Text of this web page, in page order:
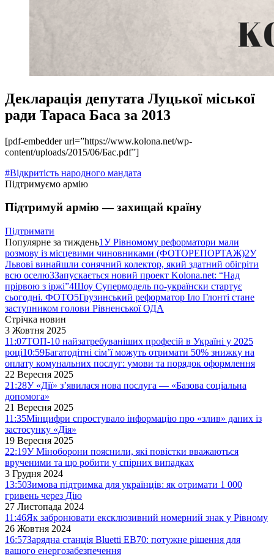
Декларація депутата Луцької міської
ради Тараса Баса за 2013
[pdf-embedder url=”https://www.kolona.net/wp-
content/uploads/2015/06/Бас.pdf”]
#Відкритість народного мандата
Підтримуємо армію
Підтримуй армію — захищай країну
Підтримати
Популярне за тиждень1У Рівномому реформатори мали
розмову із місцевими чиновниками (ФОТОРЕПОРТАЖ)2У
Львові винайшли сонячний колектор, який здатний обігріти
всю оселю3Запускається новий проект Kolona.net: “Над
прірвою з іржі”4Шоу Супермодель по-українски стартує
сьогодні. ФОТО5Грузинський реформатор Іло Глонті стане
заступником голови Рівненської ОДА
Стрічка новин
3 Жовтня 2025
11:07ТОП-10 найзатребуваніших професій в Україні у 2025
році10:59Багатодітні сім’ї можуть отримати 50% знижку на
оплату комунальних послуг: умови та порядок оформлення
22 Вересня 2025
21:28У «Дії» з’явилася нова послуга — «Базова соціальна
допомога»
21 Вересня 2025
11:35Мінцифри спростувало інформацію про «злив» даних із
застосунку «Дія»
19 Вересня 2025
22:19У Міноборони пояснили, які повістки вважаються
врученими та що робити у спірних випадках
3 Грудня 2024
13:50Зимова підтримка для українців: як отримати 1 000
гривень через Дію
27 Листопада 2024
11:46Як забронювати ексклюзивний номерний знак у Рівному
26 Жовтня 2024
16:57Зарядна станція Bluetti EB70: потужне рішення для
вашого енергозабезпечення